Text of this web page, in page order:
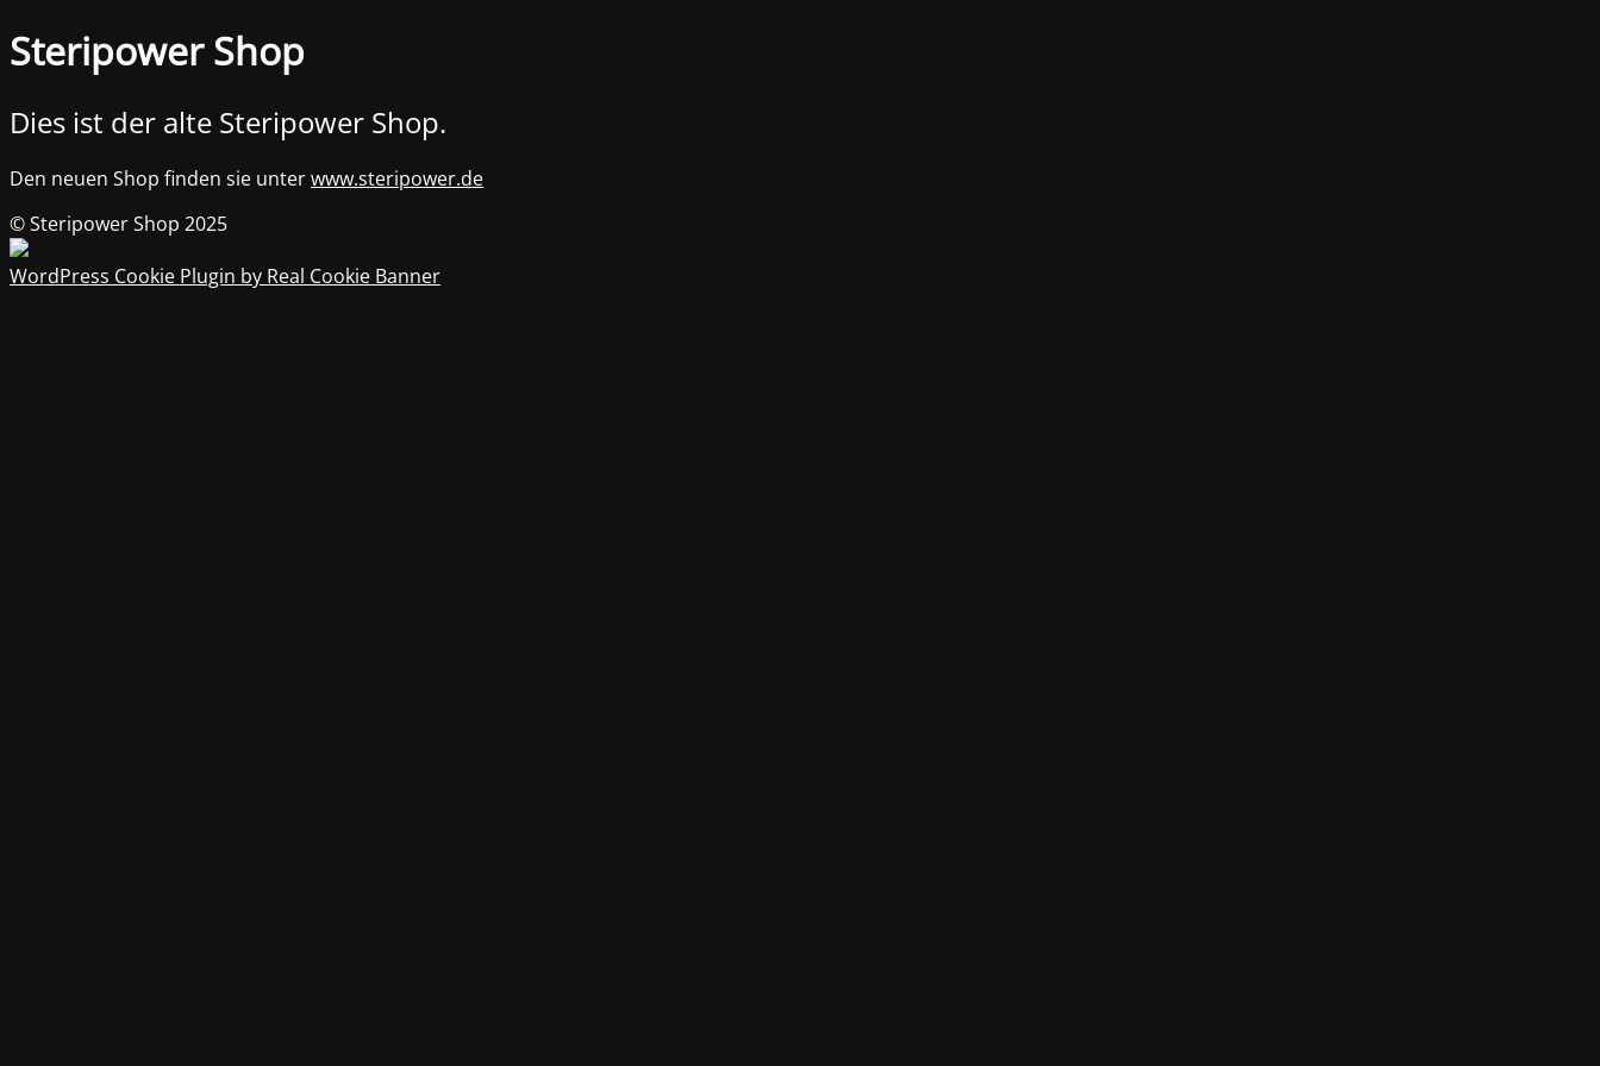
Steripower Shop
Dies ist der alte Steripower Shop.
Den neuen Shop finden sie unterwww.steripower.de
© Steripower Shop 2025
WordPress Cookie Plugin by Real Cookie Banner